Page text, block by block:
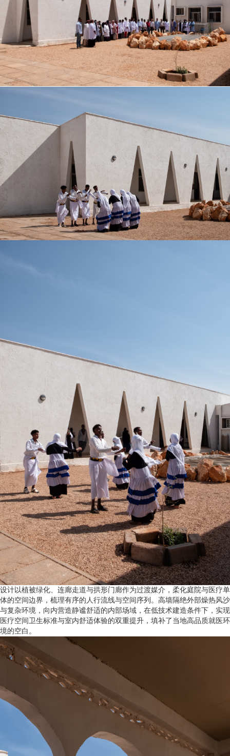
设计以植被绿化、连廊走道与拱形门廊作为过渡媒介，柔化庭院与医疗单
体的空间边界，梳理有序的人行流线与空间序列。高墙隔绝外部燥热风沙
与复杂环境，向内营造静谧舒适的内部场域，在低技术建造条件下，实现
医疗空间卫生标准与室内舒适体验的双重提升，填补了当地高品质就医环
境的空白。